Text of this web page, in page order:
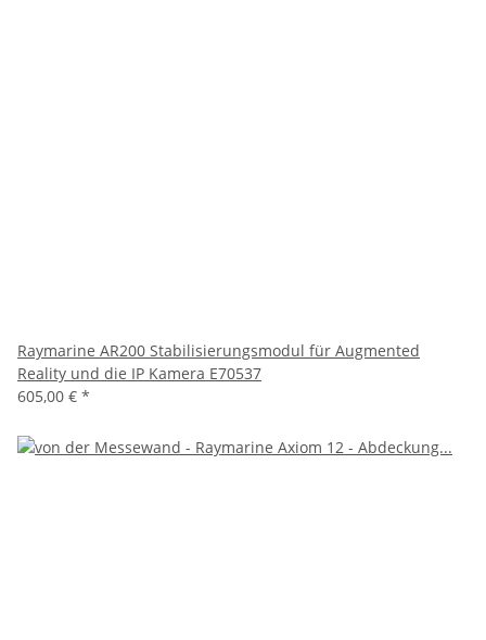
Raymarine AR200 Stabilisierungsmodul für Augmented
Reality und die IP Kamera E70537
605,00 € *